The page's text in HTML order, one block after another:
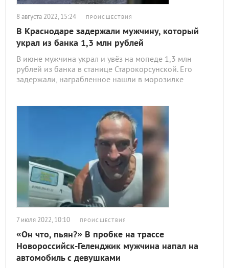
8 августа 2022, 15:24 ПРОИСШЕСТВИЯ
В Краснодаре задержали мужчину, который
украл из банка 1,3 млн рублей
В июне мужчина украл и увёз на мопеде 1,3 млн
рублей из банка в станице Старокорсунской. Его
задержали, награбленное нашли в морозилке
7 июля 2022, 10:10 ПРОИСШЕСТВИЯ
«Он что, пьян?» В пробке на трассе
Новороссийск-Геленджик мужчина напал на
автомобиль с девушками